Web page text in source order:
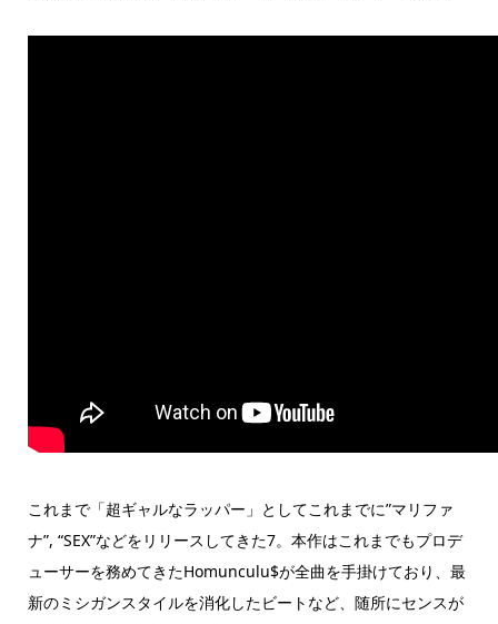
これまで「超ギャルなラッパー」としてこれまでに”マリファ
ナ”, “SEX”などをリリースしてきた7。本作はこれまでもプロデ
ューサーを務めてきたHomunculu$が全曲を手掛けており、最
新のミシガンスタイルを消化したビートなど、随所にセンスが